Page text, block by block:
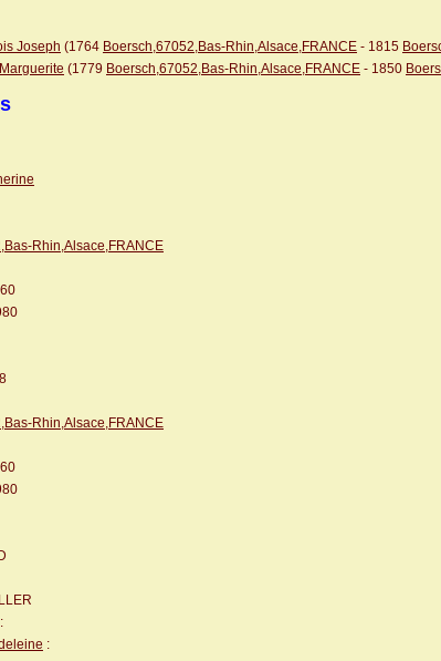
Joseph (1764 Boersch,67052,Bas-Rhin,Alsace,FRANCE - 1815
(1779 Boersch,67052,Bas-Rhin,Alsace,FRANCE - 1850
Rhin,Alsace,FRANCE
Rhin,Alsace,FRANCE
:
: